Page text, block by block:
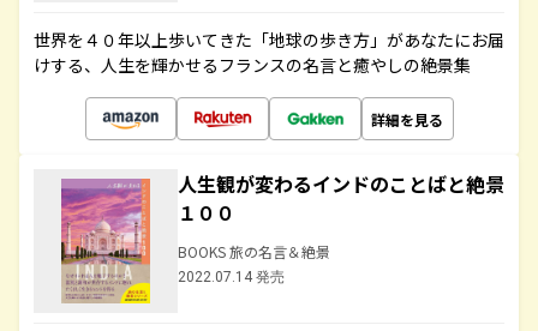
世界を４０年以上歩いてきた「地球の歩き方」があなたにお届
けする、人生を輝かせるフランスの名言と癒やしの絶景集
詳細を見る
人生観が変わるインドのことばと絶景
１００
BOOKS 旅の名言＆絶景
2022.07.14 発売